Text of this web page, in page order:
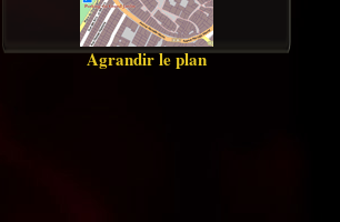
Agrandir le plan